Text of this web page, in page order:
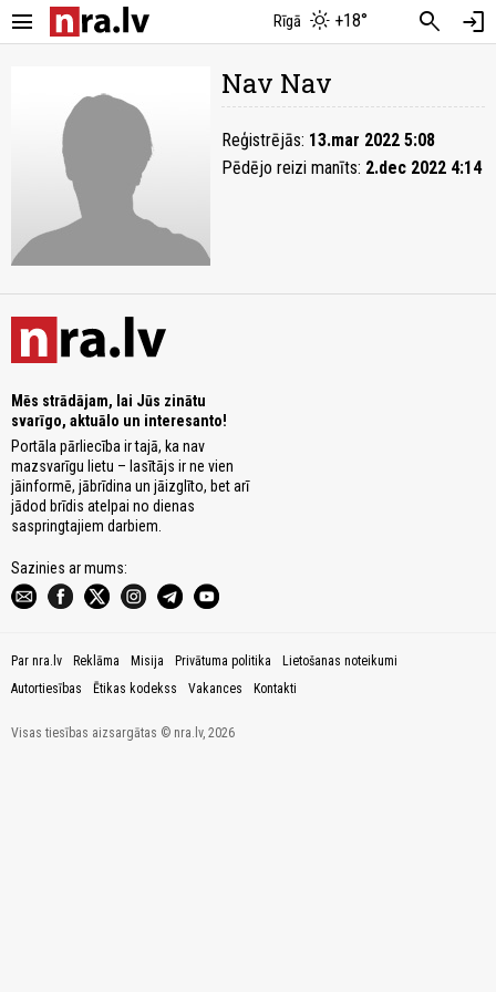
menu Rīgā +18° search login
Nav Nav
Reģistrējās: 13.mar 2022 5:08
Pēdējo reizi manīts: 2.dec 2022 4:14
Mēs strādājam, lai Jūs zinātu
svarīgo, aktuālo un interesanto!
Portāla pārliecība ir tajā, ka nav
mazsvarīgu lietu – lasītājs ir ne vien
jāinformē, jābrīdina un jāizglīto, bet arī
jādod brīdis atelpai no dienas
saspringtajiem darbiem.
Sazinies ar mums:
Par nra.lv Reklāma Misija Privātuma politika
Lietošanas noteikumi
Autortiesības
Ētikas kodekss Vakances Kontakti
Visas tiesības aizsargātas © nra.lv, 2026